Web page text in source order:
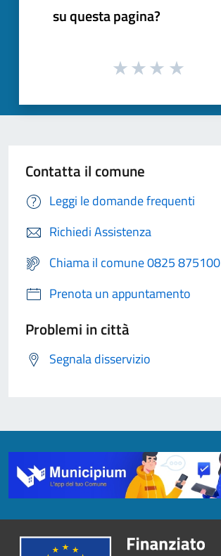
su questa pagina?
Contatta il comune
Leggi le domande frequenti
Richiedi Assistenza
Chiama il comune 0825 875100
Prenota un appuntamento
Problemi in città
Segnala disservizio